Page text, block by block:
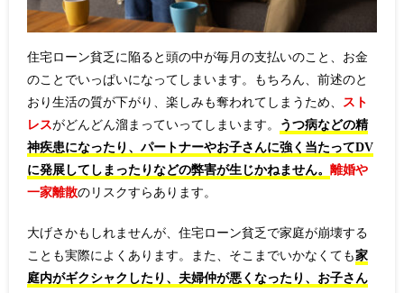
住宅ローン貧乏に陥ると頭の中が毎月の支払いのこと、お金
のことでいっぱいになってしまいます。もちろん、前述のと
おり生活の質が下がり、楽しみも奪われてしまうため、 スト
レスがどんどん溜まっていってしまいます。
うつ病などの精
神疾患になったり、パートナーやお子さんに強く当たってDV
に発展してしまったりなどの弊害が生じかねません。 離婚や
一家離散のリスクすらあります。
大げさかもしれませんが、住宅ローン貧乏で家庭が崩壊する
ことも実際によくあります。また、そこまでいかなくても家
庭内がギクシャクしたり、夫婦仲が悪くなったり、お子さん